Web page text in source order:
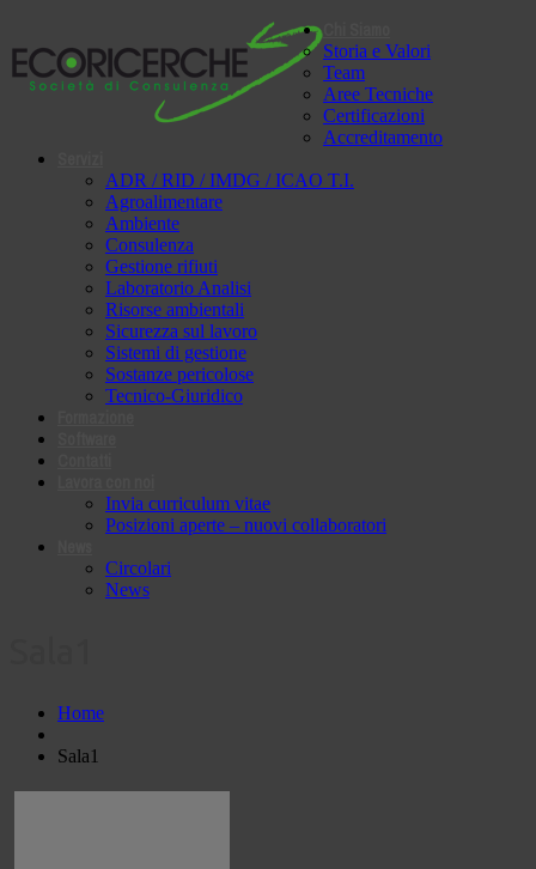
Storia e Valori
Team
Aree Tecniche
Certificazioni
Accreditamento
ADR / RID / IMDG / ICAO T.I.
Agroalimentare
Ambiente
Consulenza
Gestione rifiuti
Laboratorio Analisi
Risorse ambientali
Sicurezza sul lavoro
Sistemi di gestione
Sostanze pericolose
Tecnico-Giuridico
Invia curriculum vitae
Posizioni aperte – nuovi collaboratori
Circolari
News
Home
Sala1